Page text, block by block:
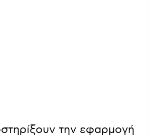
την εφαρμογή